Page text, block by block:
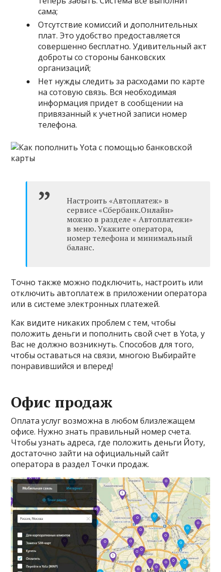
сама;
Отсутствие комиссий и дополнительных
плат. Это удобство предоставляется
совершенно бесплатно. Удивительный акт
доброты со стороны банковских
организаций;
Нет нужды следить за расходами по карте
на сотовую связь. Вся необходимая
информация придет в сообщении на
привязанный к учетной записи номер
телефона.
Настроить «Автоплатеж» в
сервисе «Сбербанк.Онлайн»
можно в разделе « Автоплатежи»
в меню. Укажите оператора,
номер телефона и минимальный
баланс.
Точно также можно подключить, настроить или
отключить автоплатеж в приложении оператора
или в системе электронных платежей.
Как видите никаких проблем с тем, чтобы
положить деньги и пополнить свой счет в Yota, у
Вас не должно возникнуть. Способов для того,
чтобы оставаться на связи, многою Выбирайте
понравившийся и вперед!
Офис продаж
Оплата услуг возможна в любом близлежащем
офисе. Нужно знать правильный номер счета.
Чтобы узнать адреса, где положить деньги Йоту,
достаточно зайти на официальный сайт
оператора в раздел Точки продаж.